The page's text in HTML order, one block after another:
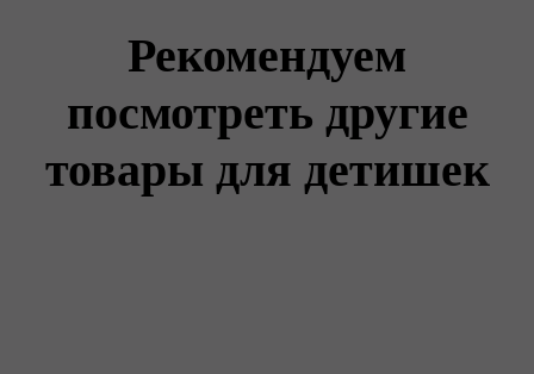
Рекомендуем
посмотреть другие
товары для детишек